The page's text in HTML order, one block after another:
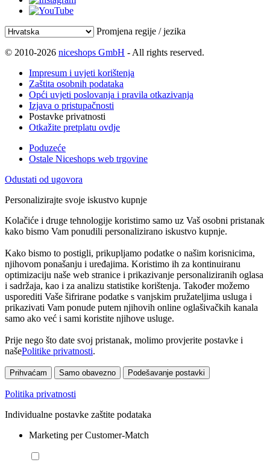
Promjena regije / jezika
© 2010-2026 niceshops GmbH - All rights reserved.
Impresum i uvjeti korištenja
Zaštita osobnih podataka
Opći uvjeti poslovanja i pravila otkazivanja
Izjava o pristupačnosti
Postavke privatnosti
Otkažite pretplatu ovdje
Poduzeće
Ostale Niceshops web trgovine
Odustati od ugovora
Personalizirajte svoje iskustvo kupnje
Kolačiće i druge tehnologije koristimo samo uz Vaš osobni pristanak
kako bismo Vam ponudili personalizirano iskustvo kupnje.
Kako bismo to postigli, prikupljamo podatke o našim korisnicima,
njihovom ponašanju i uređajima. Koristimo ih za kontinuiranu
optimizaciju naše web stranice i prikazivanje personaliziranih oglasa
i sadržaja, kao i za analizu statistike korištenja. Također možemo
usporediti Vaše šifrirane podatke s vanjskim pružateljima usluga i
prikazivati Vam ponude putem njihovih online oglašivačkih kanala
samo ako već i sami koristite njihove usluge.
Prije nego što date svoj pristanak, molimo provjerite postavke i
našePolitike privatnosti.
Prihvaćam Samo obavezno Podešavanje postavki
Politika privatnosti
Individualne postavke zaštite podataka
Marketing per Customer-Match